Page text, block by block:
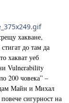
хакване,
до там да
хакват уеб
Vulnerability
200 човека” –
Майн и Михал
сигурност на